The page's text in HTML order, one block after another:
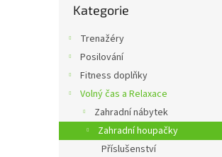
a
n
kategorie
Kategorie
Trenažéry
Posilování
Fitness doplňky
Volný čas a Relaxace
Zahradní nábytek
Zahradní houpačky
Příslušenství